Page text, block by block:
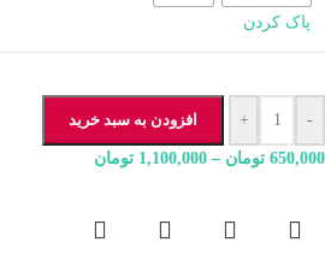
پاک کردن
-
+ افزودن به سبد خرید
650,000 تومان –
1,100,000 تومان